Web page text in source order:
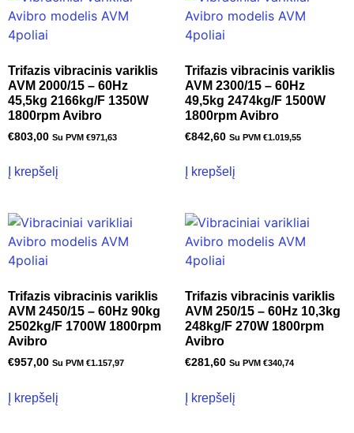
Trifazis vibracinis variklis
AVM 2000/15 – 60Hz
45,5kg 2166kg/F 1350W
1800rpm Avibro
€803,00 Su PVM €971,63
Į krepšelį
Trifazis vibracinis variklis
AVM 2300/15 – 60Hz
49,5kg 2474kg/F 1500W
1800rpm Avibro
€842,60 Su PVM €1.019,55
Į krepšelį
Trifazis vibracinis variklis
AVM 2450/15 – 60Hz 90kg
2502kg/F 1700W 1800rpm
Avibro
€957,00 Su PVM €1.157,97
Į krepšelį
Trifazis vibracinis variklis
AVM 250/15 – 60Hz 10,3kg
248kg/F 270W 1800rpm
Avibro
€281,60 Su PVM €340,74
Į krepšelį